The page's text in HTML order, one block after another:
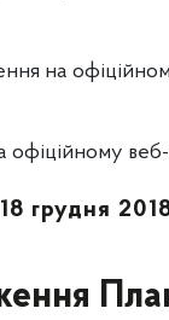
на
веб-
18 грудня